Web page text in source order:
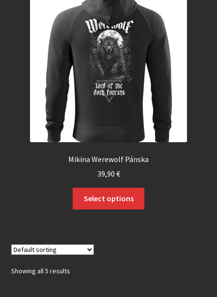
Mikina Werewolf Pánska
39,90 €
Select options
Showing all 5 results